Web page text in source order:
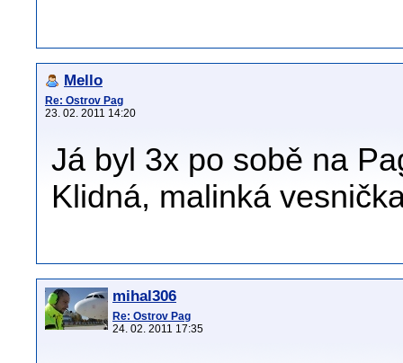
Mello
Re: Ostrov Pag
23. 02. 2011 14:20
Já byl 3x po sobě na
Klidná, malinká
mihal306
Re: Ostrov Pag
24. 02. 2011 17:35